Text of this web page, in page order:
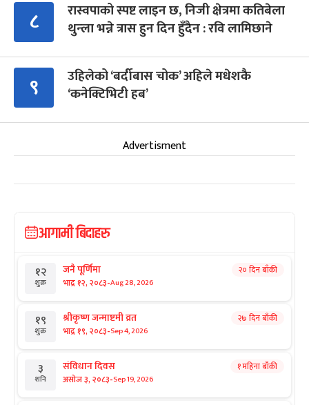
८
रास्वपाको स्पष्ट लाइन छ, निजी क्षेत्रमा कतिबेला
थुन्ला भन्ने त्रास हुन दिन हुँदैन : रवि लामिछाने
९
उहिलेको ‘बर्दीबास चोक’ अहिले मधेशकै
‘कनेक्टिभिटी हब’
Advertisment
आगामी बिदाहरु
१२
शुक्र
जनै पूर्णिमा
भाद्र १२, २०८३-Aug 28, 2026
२० दिन बाँकी
१९
शुक्र
श्रीकृष्ण जन्माष्टमी व्रत
भाद्र १९, २०८३-Sep 4, 2026
२७ दिन बाँकी
३
शनि
संविधान दिवस
असोज ३, २०८३-Sep 19, 2026
१ महिना बाँकी